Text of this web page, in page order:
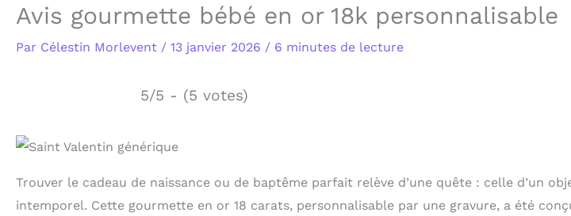
Avis gourmette bébé en or 18k personnalisable
Par Célestin Morlevent / 13 janvier 2026 / 6 minutes de lecture
5/5 - (5 votes)
Trouver le cadeau de naissance ou de baptême parfait relève d’une quête : celle d’un
intemporel. Cette gourmette en or 18 carats, personnalisable par une gravure, a été